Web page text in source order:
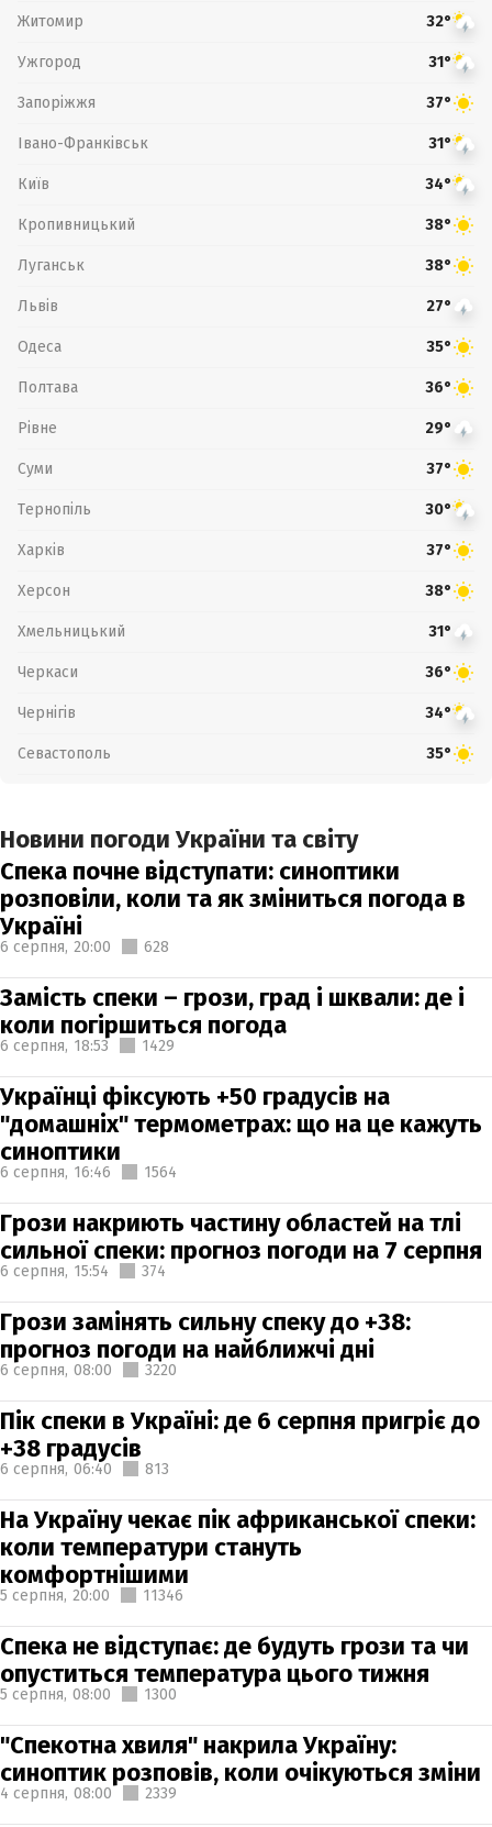
Житомир 32°
Ужгород 31°
Запоріжжя 37°
Івано-Франківськ 31°
Київ 34°
Кропивницький 38°
Луганськ 38°
Львів 27°
Одеса 35°
Полтава 36°
Рівне 29°
Суми 37°
Тернопіль 30°
Харків 37°
Херсон 38°
Хмельницький 31°
Черкаси 36°
Чернігів 34°
Севастополь 35°
Новини погоди України та світу
Спека почне відступати: синоптики
розповіли, коли та як зміниться погода в
Україні
6 серпня, 20:00 628
Замість спеки – грози, град і шквали: де і
коли погіршиться погода
6 серпня, 18:53 1429
Українці фіксують +50 градусів на
"домашніх" термометрах: що на це кажуть
синоптики
6 серпня, 16:46 1564
Грози накриють частину областей на тлі
сильної спеки: прогноз погоди на 7 серпня
6 серпня, 15:54 374
Грози замінять сильну спеку до +38:
прогноз погоди на найближчі дні
6 серпня, 08:00 3220
Пік спеки в Україні: де 6 серпня пригріє до
+38 градусів
6 серпня, 06:40 813
На Україну чекає пік африканської спеки:
коли температури стануть
комфортнішими
5 серпня, 20:00 11346
Спека не відступає: де будуть грози та чи
опуститься температура цього тижня
5 серпня, 08:00 1300
"Спекотна хвиля" накрила Україну:
синоптик розповів, коли очікуються зміни
4 серпня, 08:00 2339